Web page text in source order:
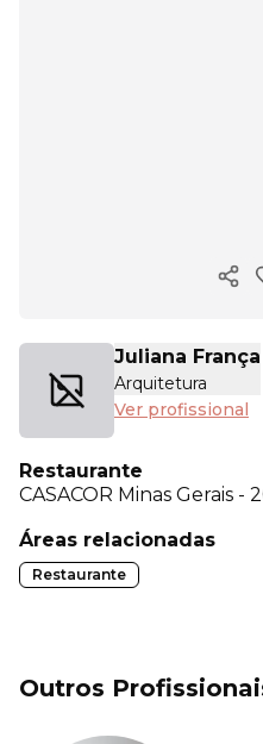
Juliana França
Arquitetura
Ver profissional
Restaurante
CASACOR Minas Gerais -
Áreas relacionadas
Restaurante
Outros